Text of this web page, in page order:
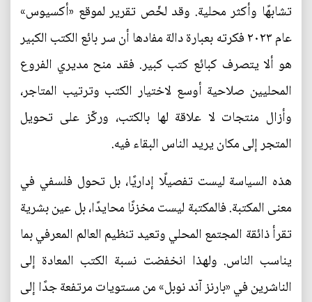
تشابهًا وأكثر محلية. وقد لخّص تقرير لموقع «أكسيوس»
عام ٢٠٢٣ فكرته بعبارة دالة مفادها أن سر بائع الكتب الكبير
هو ألا يتصرف كبائع كتب كبير. فقد منح مديري الفروع
المحليين صلاحية أوسع لاختيار الكتب وترتيب المتاجر،
وأزال منتجات لا علاقة لها بالكتب، وركّز على تحويل
المتجر إلى مكان يريد الناس البقاء فيه.
هذه السياسة ليست تفصيلًا إداريًا، بل تحول فلسفي في
معنى المكتبة. فالمكتبة ليست مخزنًا محايدًا، بل عين بشرية
تقرأ ذائقة المجتمع المحلي وتعيد تنظيم العالم المعرفي بما
يناسب الناس. ولهذا انخفضت نسبة الكتب المعادة إلى
الناشرين في «بارنز آند نوبل» من مستويات مرتفعة جدًا إلى